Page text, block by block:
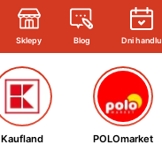
Sklepy Blog Dni handlu
Kaufland POLOmarket